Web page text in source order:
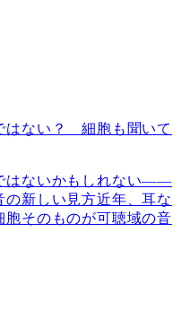
はない？ 細胞も聞いて
はないかもしれない――
新しい見方近年、耳な
胞そのものが可聴域の音